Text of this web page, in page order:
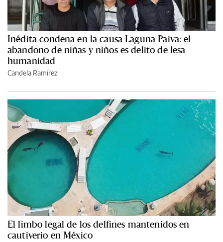
Inédita condena en la causa Laguna Paiva: el
abandono de niñas y niños es delito de lesa
humanidad
Candela Ramírez
El limbo legal de los delfines mantenidos en
cautiverio en México